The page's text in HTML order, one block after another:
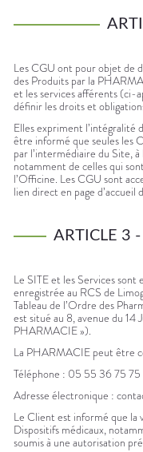
Les CGU ont pour objet de
des Produits par la
et les services afférents (ci-
définir les droits et
Elles expriment l’intégralité
être informé que seules les
par l’intermédiaire du Site,
notamment de celles qui
l’Officine. Les CGU sont
lien direct en page d’accueil
ARTICLE 3
Le SITE et les Services sont
enregistrée au RCS de
Tableau de l’Ordre des
est situé au 8, avenue du
PHARMACIE »).
La PHARMACIE peut être
Téléphone : 05 55 36 75 75
Adresse électronique :
Le Client est informé que la
Dispositifs médicaux,
soumis à une autorisation